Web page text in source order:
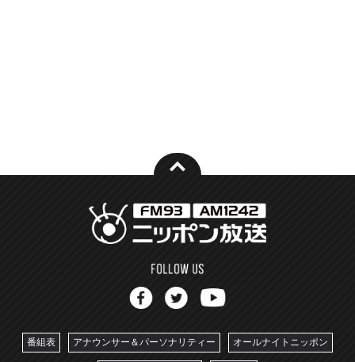
番組表 アナウンサー＆パーソナリティー オールナイトニッポン